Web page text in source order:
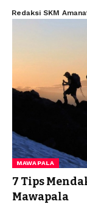
Redaksi SKM
MAWAPALA
7 Tips
Mawapala